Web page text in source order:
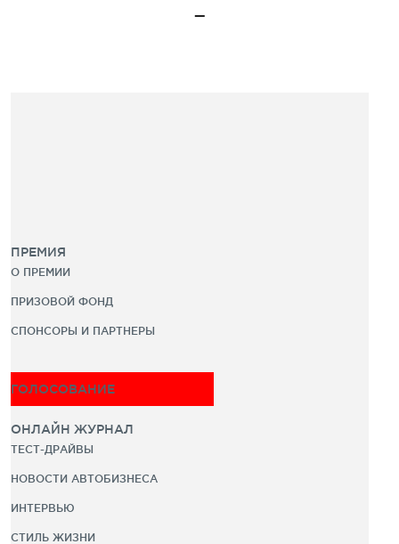
ПРЕМИЯ
О ПРЕМИИ
ПРИЗОВОЙ ФОНД
СПОНСОРЫ И ПАРТНЕРЫ
ГОЛОСОВАНИЕ
ОНЛАЙН ЖУРНАЛ
ТЕСТ-ДРАЙВЫ
НОВОСТИ АВТОБИЗНЕСА
ИНТЕРВЬЮ
СТИЛЬ ЖИЗНИ